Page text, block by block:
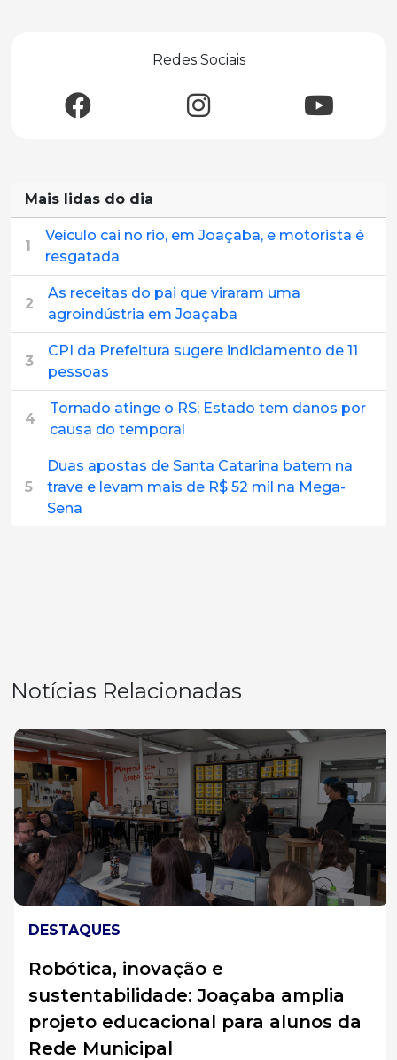
Redes Sociais
Mais lidas do dia
1
Veículo cai no rio, em Joaçaba, e motorista é
resgatada
2
As receitas do pai que viraram uma
agroindústria em Joaçaba
3
CPI da Prefeitura sugere indiciamento de 11
pessoas
4
Tornado atinge o RS; Estado tem danos por
causa do temporal
5
Duas apostas de Santa Catarina batem na
trave e levam mais de R$ 52 mil na Mega-
Sena
Notícias Relacionadas
DESTAQUES
Robótica, inovação e
sustentabilidade: Joaçaba amplia
projeto educacional para alunos da
Rede Municipal